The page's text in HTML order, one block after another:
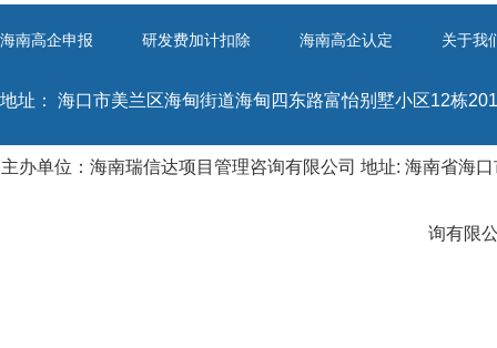
海南高企申报 研发费加计扣除 海南高企认定 关于我
地址： 海口市美兰区海甸街道海甸四东路富怡别墅小区12栋
主办单位：海南瑞信达项目管理咨询有限公司 地址: 海南省海
询有限